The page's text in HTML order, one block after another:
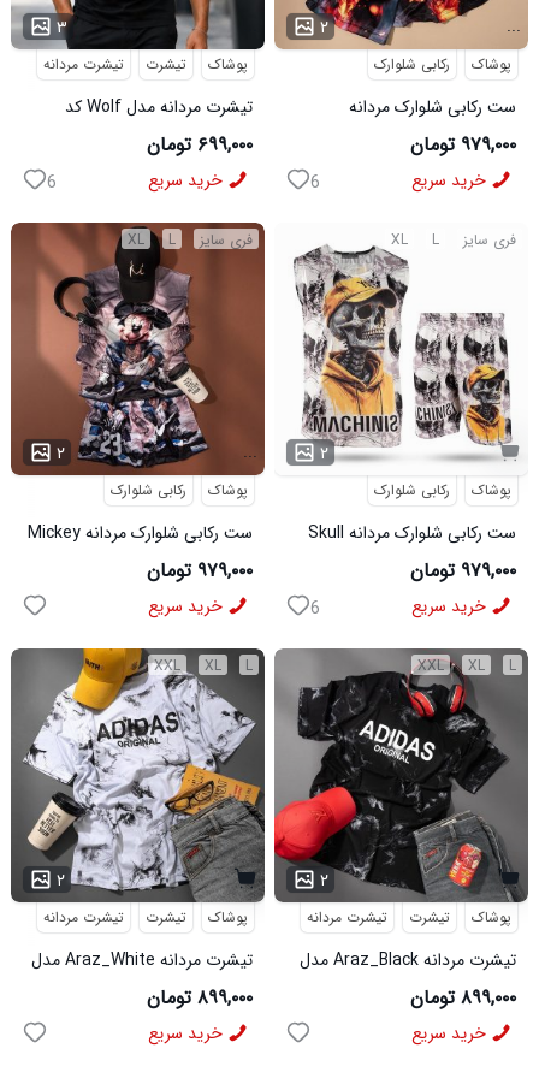
۳
پوشاک تیشرت تیشرت مردانه
تیشرت مردانه مدل Wolf کد
5631
۶۹۹,۰۰۰ تومان
خرید سریع 6
۲ ...
پوشاک رکابی شلوارک
ست رکابی شلوارک مردانه
Lion_Black مدل 3997
۹۷۹,۰۰۰ تومان
خرید سریع 6
فری سایز L
XL
۲ ...
پوشاک رکابی شلوارک
ست رکابی شلوارک مردانه Mickey
مدل 3996
۹۷۹,۰۰۰ تومان
خرید سریع
فری سایز L
XL
۲
پوشاک رکابی شلوارک
ست رکابی شلوارک مردانه Skull
مدل 3995
۹۷۹,۰۰۰ تومان
خرید سریع 6
L
XL
XXL
۲
پوشاک تیشرت تیشرت مردانه
تیشرت مردانه Araz_White مدل
3992
۸۹۹,۰۰۰ تومان
خرید سریع
L
XL
XXL
۲
پوشاک تیشرت تیشرت مردانه
تیشرت مردانه Araz_Black مدل
3991
۸۹۹,۰۰۰ تومان
خرید سریع